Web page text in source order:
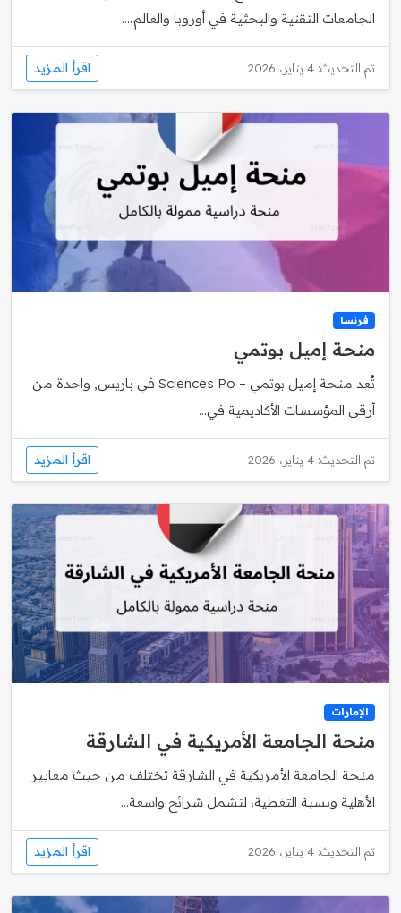
الجامعات التقنية والبحثية في أوروبا والعالم،...
تم التحديث: 4 يناير، 2026 اقرأ المزيد
فرنسا
منحة إميل بوتمي
تُعد منحة إميل بوتمي – Sciences Po في باريس, واحدة من
أرقى المؤسسات الأكاديمية في...
تم التحديث: 4 يناير، 2026 اقرأ المزيد
الإمارات
منحة الجامعة الأمريكية في الشارقة
منحة الجامعة الأمريكية في الشارقة تختلف من حيث معايير
الأهلية ونسبة التغطية، لتشمل شرائح واسعة...
تم التحديث: 4 يناير، 2026 اقرأ المزيد